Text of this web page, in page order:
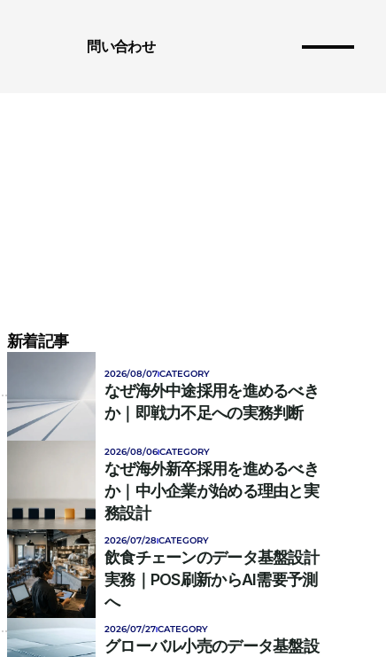
問い合わせ
新着記事
2026/08/07CATEGORY
なぜ海外中途採用を進めるべき
か｜即戦力不足への実務判断
2026/08/06CATEGORY
なぜ海外新卒採用を進めるべき
か｜中小企業が始める理由と実
務設計
2026/07/28 CATEGORY
飲食チェーンのデータ基盤設計
実務｜POS刷新からAI需要予測
へ
2026/07/27CATEGORY
グローバル小売のデータ基盤設